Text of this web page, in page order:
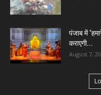
पंजाब में
कराएगी...
August 7,